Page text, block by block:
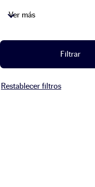
Ceuta
Egipto
El Cairo
Ver más
Filtrar
Restablecer filtros